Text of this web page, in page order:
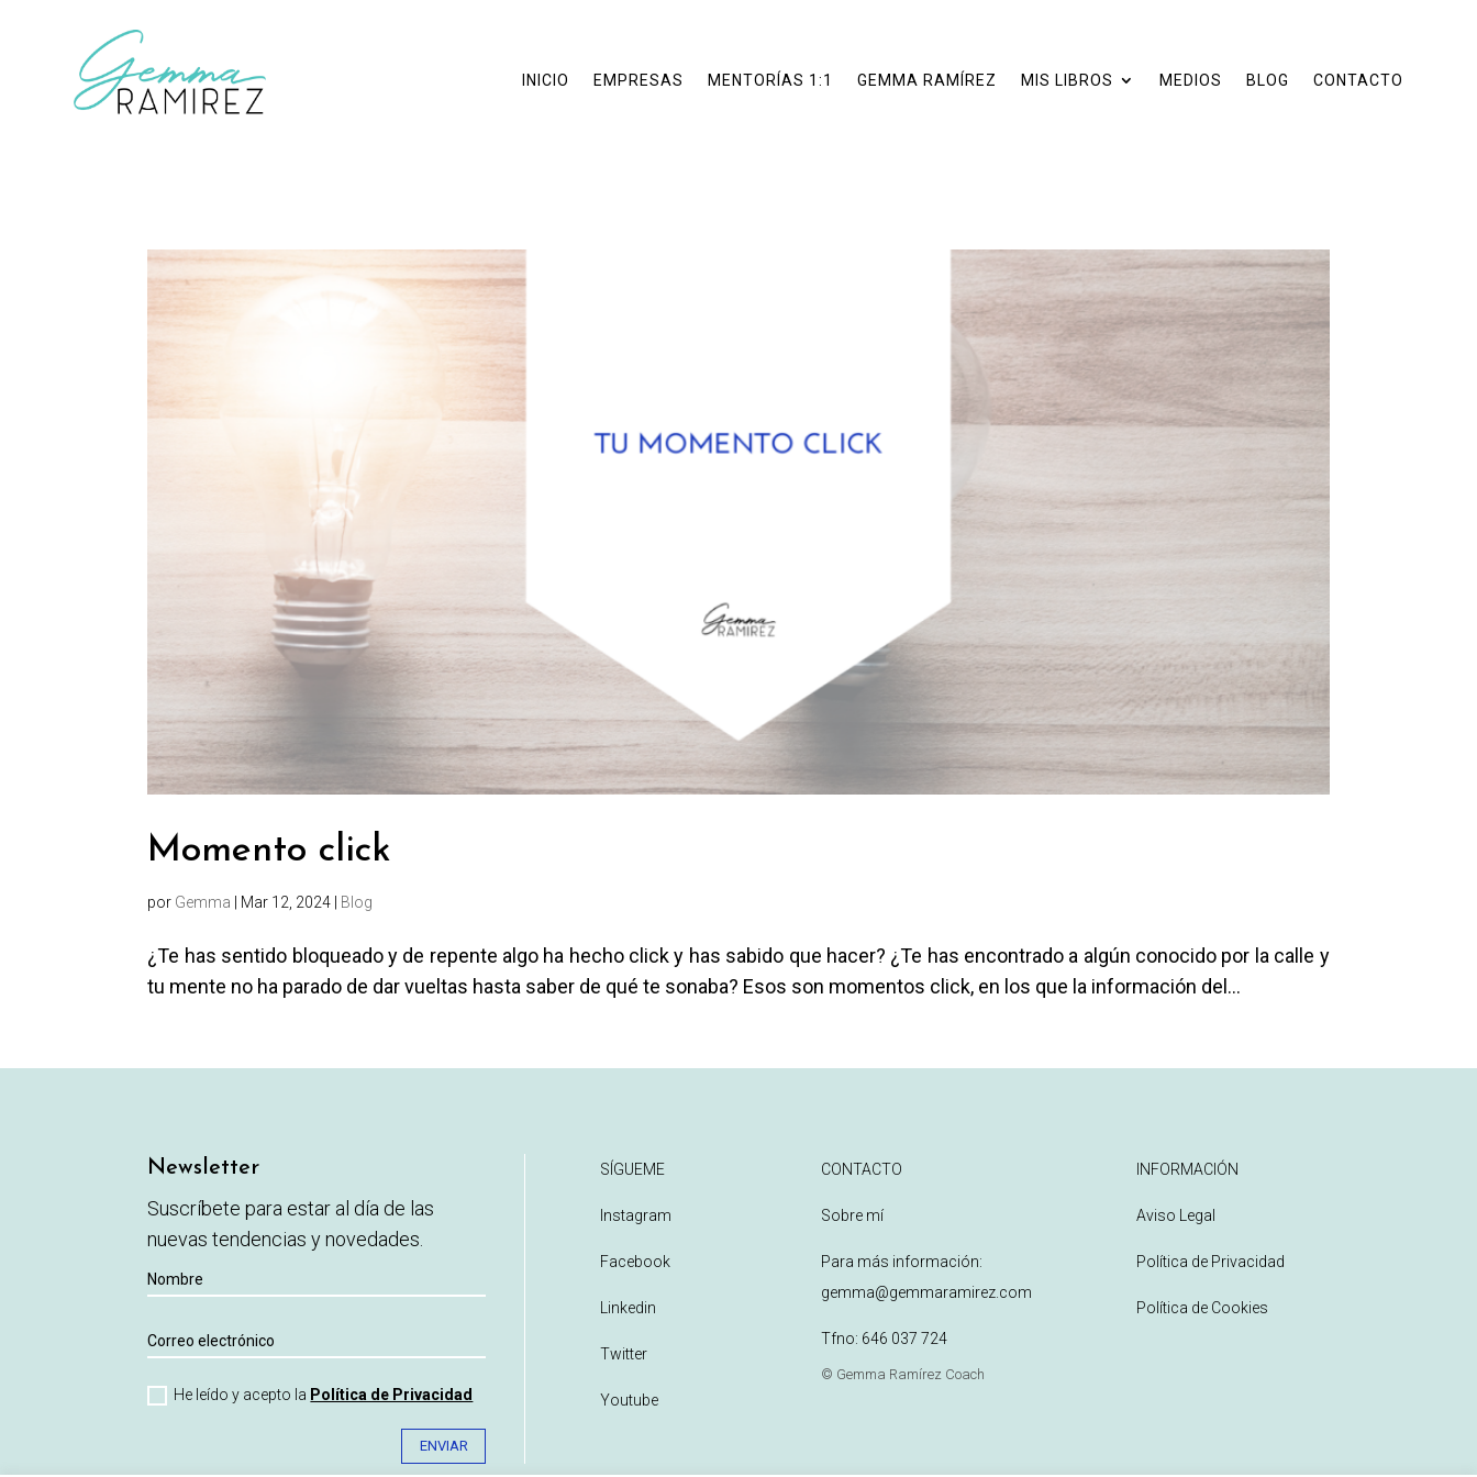
INICIO EMPRESAS MENTORÍAS 1:1 GEMMA RAMÍREZ MIS LIBROS MEDIOS BLOG CONTACTO
Momento click
por Gemma | Mar 12, 2024 | Blog
¿Te has sentido bloqueado y de repente algo ha hecho click y has sabido que hacer? ¿Te has encontrado a algún conocido por la calle y
tu mente no ha parado de dar vueltas hasta saber de qué te sonaba? Esos son momentos click, en los que la información del...
Newsletter
Suscríbete para estar al día de las
nuevas tendencias y novedades.
He leído y acepto la Política de Privacidad
ENVIAR
SÍGUEME
Instagram
Facebook
Linkedin
Twitter
Youtube
CONTACTO
Sobre mí
Para más información:
gemma@gemmaramirez.com
Tfno: 646 037 724
© Gemma Ramírez Coach
INFORMACIÓN
Aviso Legal
Política de Privacidad
Política de Cookies